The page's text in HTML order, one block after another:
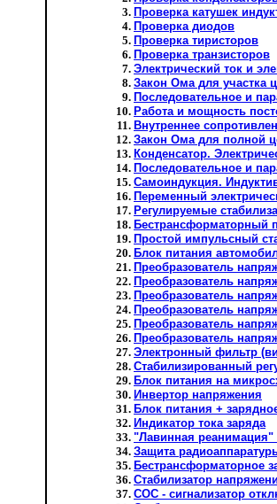
Проверка катушек
Проверка диодов
Проверка тиристоров
Проверка транзисторов
Электрический ток и
Закон Ома для участка
Последовательное и
Работа и мощность
Внутреннее
Закон Ома для полной
Конденсатор.
Последовательное и
Самоиндукция.
Переменный
Регулируемые
Бестрансформаторный
Простой импульсный
Блок питания
Преобразователь
Преобразователь
Преобразователь
Преобразователь
Преобразователь
Преобразователь
Электронный фильтр
Стабилизированный
Блок питания на
Инвертор напряжения
Блок питания +
Индикатор тока заряда
"Лавинная реанимация"
Защита
Бестрансформаторное
Стабилизатор
СОС - сигнализатор